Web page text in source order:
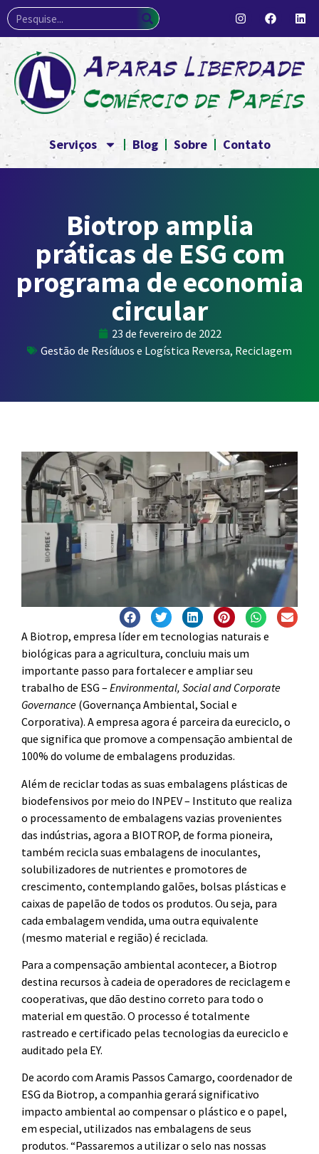
Serviços Blog Sobre Contato
Biotrop amplia
práticas de ESG com
programa de economia
circular
23 de fevereiro de 2022
Gestão de Resíduos e Logística Reversa, Reciclagem
A Biotrop, empresa líder em tecnologias naturais e
biológicas para a agricultura, concluiu mais um
importante passo para fortalecer e ampliar seu
trabalho de ESG – Environmental, Social and Corporate
Governance (Governança Ambiental, Social e
Corporativa). A empresa agora é parceira da eureciclo, o
que significa que promove a compensação ambiental de
100% do volume de embalagens produzidas.
Além de reciclar todas as suas embalagens plásticas de
biodefensivos por meio do INPEV – Instituto que realiza
o processamento de embalagens vazias provenientes
das indústrias, agora a BIOTROP, de forma pioneira,
também recicla suas embalagens de inoculantes,
solubilizadores de nutrientes e promotores de
crescimento, contemplando galões, bolsas plásticas e
caixas de papelão de todos os produtos. Ou seja, para
cada embalagem vendida, uma outra equivalente
(mesmo material e região) é reciclada.
Para a compensação ambiental acontecer, a Biotrop
destina recursos à cadeia de operadores de reciclagem e
cooperativas, que dão destino correto para todo o
material em questão. O processo é totalmente
rastreado e certificado pelas tecnologias da eureciclo e
auditado pela EY.
De acordo com Aramis Passos Camargo, coordenador de
ESG da Biotrop, a companhia gerará significativo
impacto ambiental ao compensar o plástico e o papel,
em especial, utilizados nas embalagens de seus
produtos. “Passaremos a utilizar o selo nas nossas